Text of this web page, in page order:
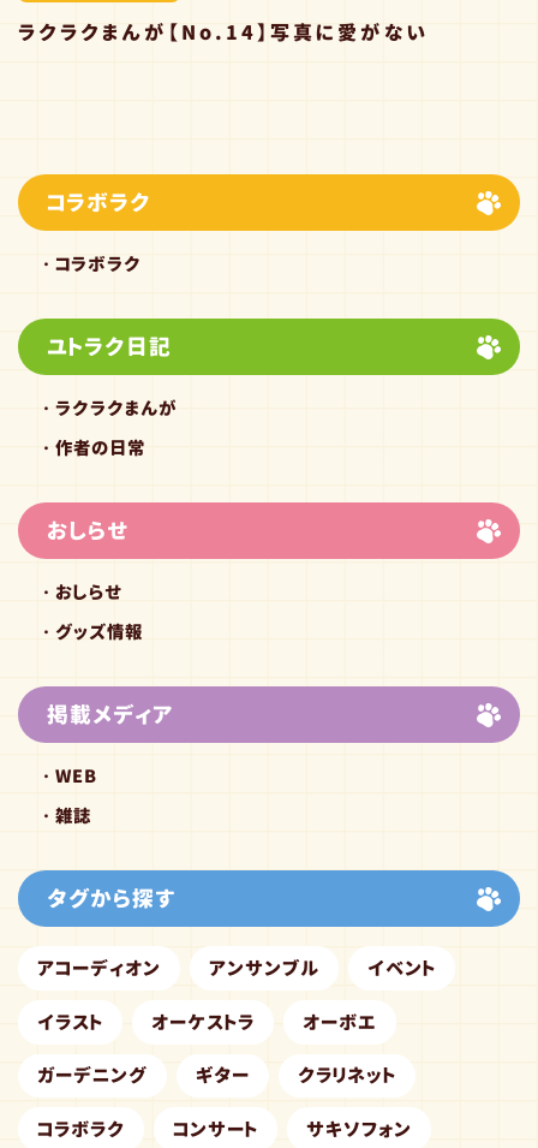
ラクラクまんが【No.14】写真に愛がない
コラボラク
コラボラク
ユトラク日記
ラクラクまんが
作者の日常
おしらせ
おしらせ
グッズ情報
掲載メディア
WEB
雑誌
タグから探す
アコーディオン アンサンブル イベント
イラスト オーケストラ オーボエ
ガーデニング ギター クラリネット
コラボラク コンサート サキソフォン